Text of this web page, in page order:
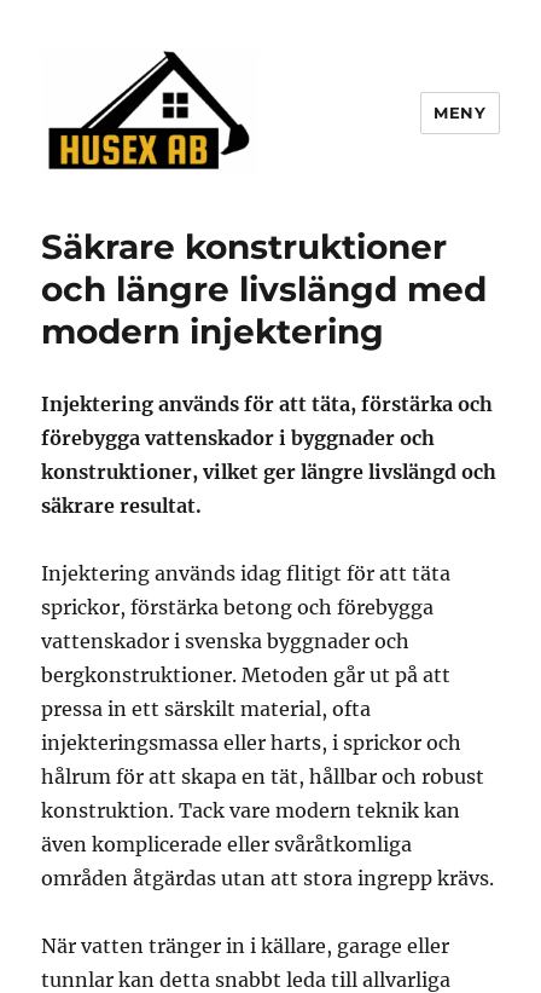
MENY
Säkrare konstruktioner
och längre livslängd med
modern injektering
Injektering används för att täta, förstärka och
förebygga vattenskador i byggnader och
konstruktioner, vilket ger längre livslängd och
säkrare resultat.
Injektering används idag flitigt för att täta
sprickor, förstärka betong och förebygga
vattenskador i svenska byggnader och
bergkonstruktioner. Metoden går ut på att
pressa in ett särskilt material, ofta
injekteringsmassa eller harts, i sprickor och
hålrum för att skapa en tät, hållbar och robust
konstruktion. Tack vare modern teknik kan
även komplicerade eller svåråtkomliga
områden åtgärdas utan att stora ingrepp krävs.
När vatten tränger in i källare, garage eller
tunnlar kan detta snabbt leda till allvarliga